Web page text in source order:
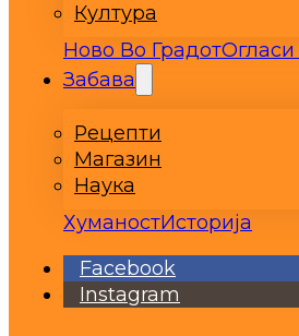
Култура
Ново Во ГрадотОгласи
Забава
Рецепти
Магазин
Наука
ХуманостИсторија
Facebook
Instagram